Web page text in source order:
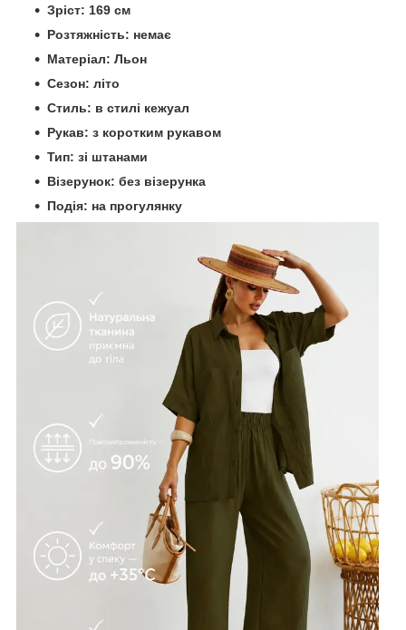
Зріст: 169 см
Розтяжність: немає
Матеріал: Льон
Сезон: літо
Стиль: в стилі кежуал
Рукав: з коротким рукавом
Тип: зі штанами
Візерунок: без візерунка
Подія: на прогулянку